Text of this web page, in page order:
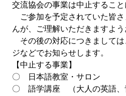
交流協会の事業は中止すること
ご参加を予定されていた皆
んが、ご理解いただきますよう
その後の対応につきまして
ジなどでお知らせします。
【中止する事業】
〇 日本語教室・サロン
〇 語学講座 （大人の英語、